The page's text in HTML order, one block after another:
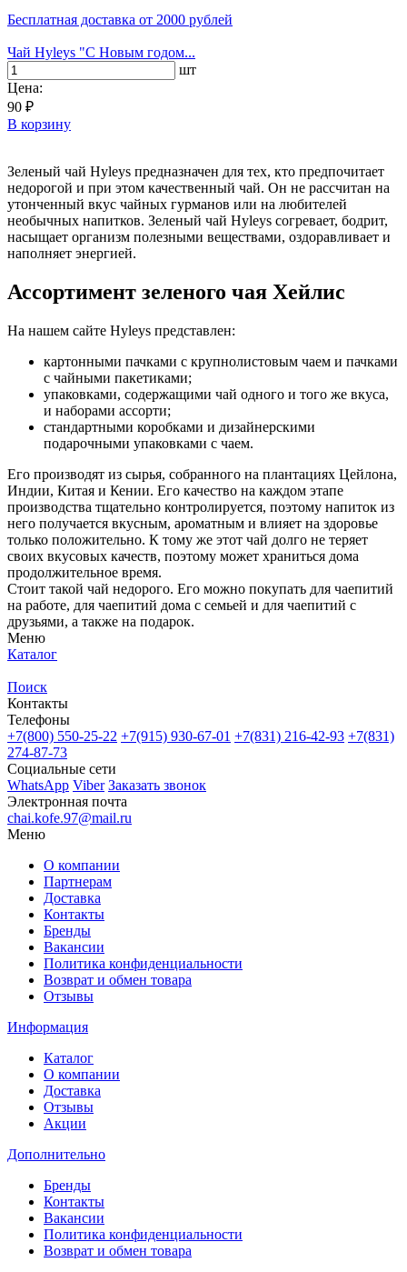
Бесплатная доставка от 2000 рублей
Чай Hyleys "С Новым годом...
шт
Цена:
90 ₽
В корзину
Зеленый чай Hyleys предназначен для тех, кто предпочитает
недорогой и при этом качественный чай. Он не рассчитан на
утонченный вкус чайных гурманов или на любителей
необычных напитков. Зеленый чай Hyleys согревает, бодрит,
насыщает организм полезными веществами, оздоравливает и
наполняет энергией.
Ассортимент зеленого чая Хейлис
На нашем сайте Hyleys представлен:
картонными пачками с крупнолистовым чаем и пачками
с чайными пакетиками;
упаковками, содержащими чай одного и того же вкуса,
и наборами ассорти;
стандартными коробками и дизайнерскими
подарочными упаковками с чаем.
Его производят из сырья, собранного на плантациях Цейлона,
Индии, Китая и Кении. Его качество на каждом этапе
производства тщательно контролируется, поэтому напиток из
него получается вкусным, ароматным и влияет на здоровье
только положительно. К тому же этот чай долго не теряет
своих вкусовых качеств, поэтому может храниться дома
продолжительное время.
Стоит такой чай недорого. Его можно покупать для чаепитий
на работе, для чаепитий дома с семьей и для чаепитий с
друзьями, а также на подарок.
Меню
Каталог
Поиск
Контакты
Телефоны
+7(800) 550-25-22 +7(915) 930-67-01 +7(831) 216-42-93 +7(831)
274-87-73
Социальные сети
WhatsApp Viber Заказать звонок
Электронная почта
chai.kofe.97@mail.ru
Меню
О компании
Партнерам
Доставка
Контакты
Бренды
Вакансии
Политика конфиденциальности
Возврат и обмен товара
Отзывы
Информация
Каталог
О компании
Доставка
Отзывы
Акции
Дополнительно
Бренды
Контакты
Вакансии
Политика конфиденциальности
Возврат и обмен товара